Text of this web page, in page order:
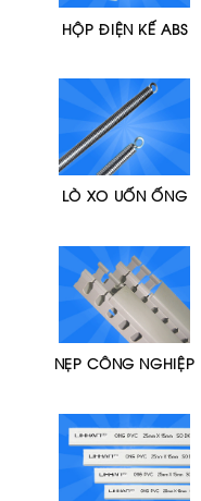
HỘP ĐIỆN KẾ ABS
LÒ XO UỐN ỐNG
NẸP CÔNG NGHIỆP